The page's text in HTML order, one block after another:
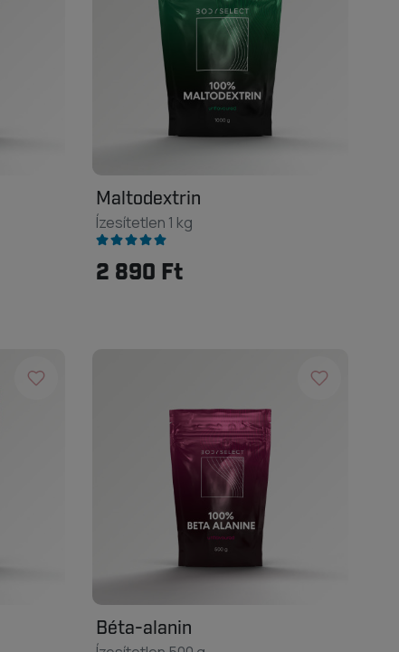
Maltodextrin
Ízesítetlen 1 kg
2 890 Ft
Béta-alanin